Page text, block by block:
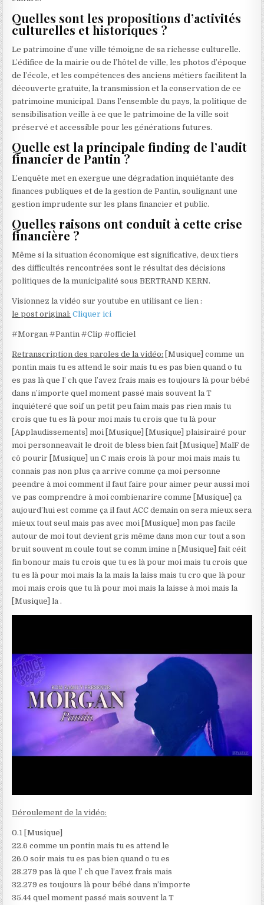
Quelles sont les propositions d’activités
culturelles et historiques ?
Le patrimoine d’une ville témoigne de sa richesse culturelle.
L’édifice de la mairie ou de l’hôtel de ville, les photos d’époque
de l’école, et les compétences des anciens métiers facilitent la
découverte gratuite, la transmission et la conservation de ce
patrimoine municipal. Dans l’ensemble du pays, la politique de
sensibilisation veille à ce que le patrimoine de la ville soit
préservé et accessible pour les générations futures.
Quelle est la principale finding de l’audit
financier de Pantin ?
L’enquête met en exergue une dégradation inquiétante des
finances publiques et de la gestion de Pantin, soulignant une
gestion imprudente sur les plans financier et public.
Quelles raisons ont conduit à cette crise
financière ?
Même si la situation économique est significative, deux tiers
des difficultés rencontrées sont le résultat des décisions
politiques de la municipalité sous BERTRAND KERN.
Visionnez la vidéo sur youtube en utilisant ce lien :
le post original: Cliquer ici
#Morgan #Pantin #Clip #officiel
Retranscription des paroles de la vidéo: [Musique] comme un
pontin mais tu es attend le soir mais tu es pas bien quand o tu
es pas là que l’ ch que l’avez frais mais es toujours là pour bébé
dans n’importe quel moment passé mais souvent la T
inquiéteré que soif un petit peu faim mais pas rien mais tu
crois que tu es là pour moi mais tu crois que tu là pour
[Applaudissements] moi [Musique] [Musique] plaisirairé pour
moi personneavait le droit de bless bien fait [Musique] MalF de
cô pourir [Musique] un C mais crois là pour moi mais mais tu
connais pas non plus ça arrive comme ça moi personne
peendre à moi comment il faut faire pour aimer peur aussi moi
ve pas comprendre à moi combienarire comme [Musique] ça
aujourd’hui est comme ça il faut ACC demain on sera mieux sera
mieux tout seul mais pas avec moi [Musique] mon pas facile
autour de moi tout devient gris même dans mon cur tout a son
bruit souvent m coule tout se comm imine n [Musique] fait céit
fin bonour mais tu crois que tu es là pour moi mais tu crois que
tu es là pour moi mais la la mais la laiss mais tu cro que là pour
moi mais crois que tu là pour moi mais la laisse à moi mais la
[Musique] la .
Déroulement de la vidéo:
0.1 [Musique]
22.6 comme un pontin mais tu es attend le
26.0 soir mais tu es pas bien quand o tu es
28.279 pas là que l’ ch que l’avez frais mais
32.279 es toujours là pour bébé dans n’importe
35.44 quel moment passé mais souvent la T